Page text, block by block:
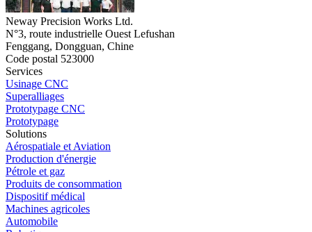
Neway Precision Works Ltd.
N°3, route industrielle Ouest Lefushan
Fenggang, Dongguan, Chine
Code postal 523000
Services
Usinage CNC
Superalliages
Prototypage CNC
Prototypage
Solutions
Aérospatiale et Aviation
Production d'énergie
Pétrole et gaz
Produits de consommation
Dispositif médical
Machines agricoles
Automobile